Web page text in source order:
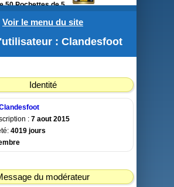
Voir le menu du site
: Clandesfoot
Identité
: 7 aout 2015
4019 jours
du modérateur
50 Pochettes de 5